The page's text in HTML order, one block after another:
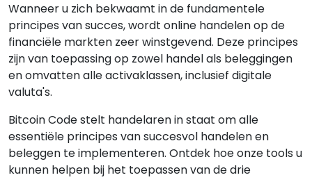
Wanneer u zich bekwaamt in de fundamentele
principes van succes, wordt online handelen op de
financiële markten zeer winstgevend. Deze principes
zijn van toepassing op zowel handel als beleggingen
en omvatten alle activaklassen, inclusief digitale
valuta's.
Bitcoin Code stelt handelaren in staat om alle
essentiële principes van succesvol handelen en
beleggen te implementeren. Ontdek hoe onze tools u
kunnen helpen bij het toepassen van de drie